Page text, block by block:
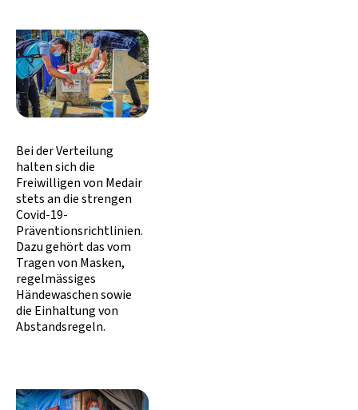
Bei der Verteilung
halten sich die
Freiwilligen von Medair
stets an die strengen
Covid-19-
Präventionsrichtlinien.
Dazu gehört das vom
Tragen von Masken,
regelmässiges
Händewaschen sowie
die Einhaltung von
Abstandsregeln.